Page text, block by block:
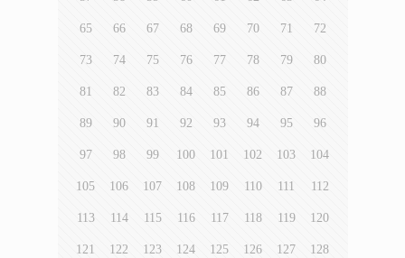
65 66 67 68 69 70 71 72
73 74 75 76 77 78 79 80
81 82 83 84 85 86 87 88
89 90 91 92 93 94 95 96
97 98 99 100 101 102 103 104
105 106 107 108 109 110 111 112
113 114 115 116 117 118 119 120
121 122 123 124 125 126 127 128